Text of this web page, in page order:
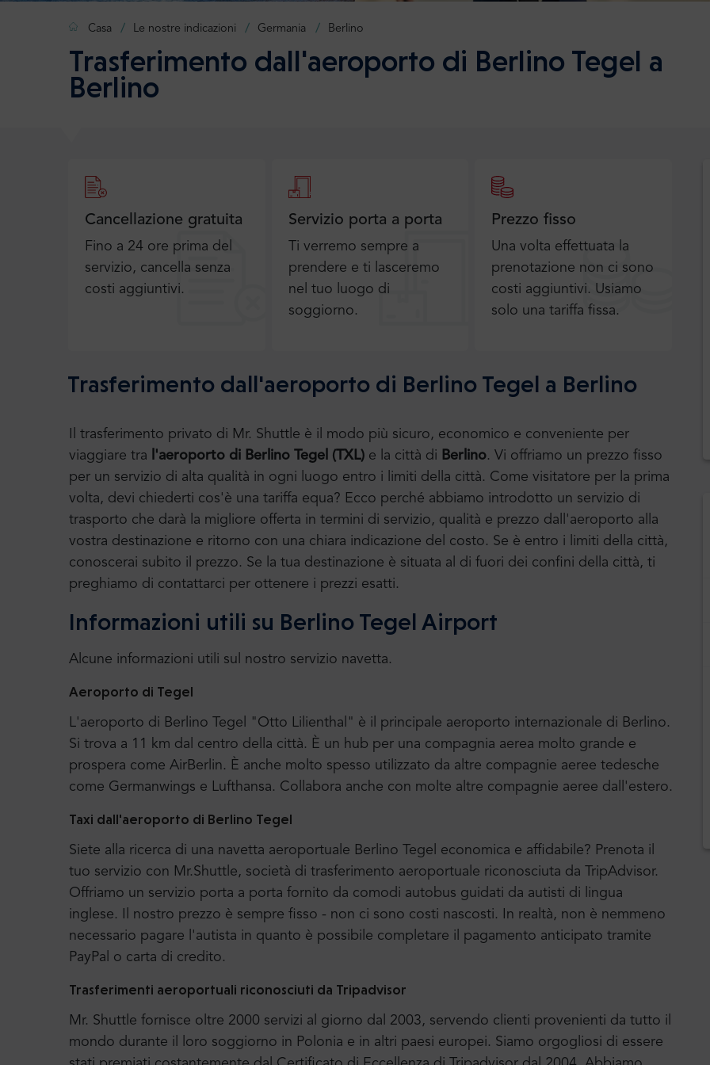
Casa Le nostre indicazioni Germania Berlino
Trasferimento dall'aeroporto di Berlino Tegel a
Berlino
Cancellazione gratuita
Fino a 24 ore prima del
servizio, cancella senza
costi aggiuntivi.
Servizio porta a porta
Ti verremo sempre a
prendere e ti lasceremo
nel tuo luogo di
soggiorno.
Prezzo fisso
Una volta effettuata la
prenotazione non ci sono
costi aggiuntivi. Usiamo
solo una tariffa fissa.
Trasferimento dall'aeroporto di Berlino Tegel a Berlino
Il trasferimento privato di Mr. Shuttle è il modo più sicuro, economico e conveniente per
viaggiare tra
l'aeroporto di Berlino Tegel (TXL) e la città di Berlino. Vi offriamo un prezzo fisso
per un servizio di alta qualità in ogni luogo entro i limiti della città. Come visitatore per la prima
volta, devi chiederti cos'è una tariffa equa? Ecco perché abbiamo introdotto un servizio di
trasporto che darà la migliore offerta in termini di servizio, qualità e prezzo dall'aeroporto alla
vostra destinazione e ritorno con una chiara indicazione del costo. Se è entro i limiti della città,
conoscerai subito il prezzo. Se la tua destinazione è situata al di fuori dei confini della città, ti
preghiamo di contattarci per ottenere i prezzi esatti.
Informazioni utili su Berlino Tegel Airport
Alcune informazioni utili sul nostro servizio navetta.
Aeroporto di Tegel
L'aeroporto di Berlino Tegel "Otto Lilienthal" è il principale aeroporto internazionale di Berlino.
Si trova a 11 km dal centro della città. È un hub per una compagnia aerea molto grande e
prospera come AirBerlin. È anche molto spesso utilizzato da altre compagnie aeree tedesche
come Germanwings e Lufthansa. Collabora anche con molte altre compagnie aeree dall'estero.
Taxi dall'aeroporto di Berlino Tegel
Siete alla ricerca di una navetta aeroportuale Berlino Tegel economica e affidabile? Prenota il
tuo servizio con Mr.Shuttle, società di trasferimento aeroportuale riconosciuta da TripAdvisor.
Offriamo un servizio porta a porta fornito da comodi autobus guidati da autisti di lingua
inglese. Il nostro prezzo è sempre fisso - non ci sono costi nascosti. In realtà, non è nemmeno
necessario pagare l'autista in quanto è possibile completare il pagamento anticipato tramite
PayPal o carta di credito.
Trasferimenti aeroportuali riconosciuti da Tripadvisor
Mr. Shuttle fornisce oltre 2000 servizi al giorno dal 2003, servendo clienti provenienti da tutto il
mondo durante il loro soggiorno in Polonia e in altri paesi europei. Siamo orgogliosi di essere